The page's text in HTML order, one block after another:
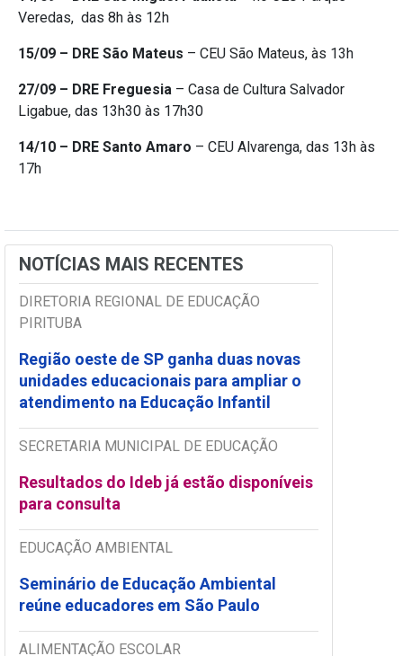
Veredas, das 8h às 12h
15/09 – DRE São Mateus – CEU São Mateus, às 13h
27/09 – DRE Freguesia – Casa de Cultura Salvador
Ligabue, das 13h30 às 17h30
14/10 – DRE Santo Amaro – CEU Alvarenga, das 13h às
17h
NOTÍCIAS MAIS RECENTES
DIRETORIA REGIONAL DE EDUCAÇÃO
PIRITUBA
Região oeste de SP ganha duas novas
unidades educacionais para ampliar o
atendimento na Educação Infantil
SECRETARIA MUNICIPAL DE EDUCAÇÃO
Resultados do Ideb já estão disponíveis
para consulta
EDUCAÇÃO AMBIENTAL
Seminário de Educação Ambiental
reúne educadores em São Paulo
ALIMENTAÇÃO ESCOLAR